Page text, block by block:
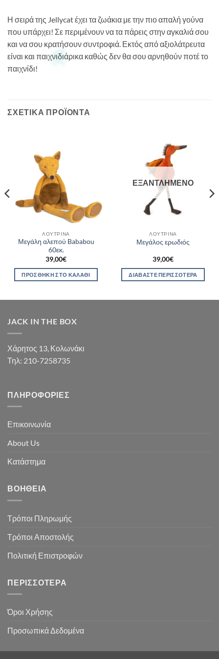
Η σειρά της Jellycat έχει τα ζωάκια με την πιο απαλή γούνα
που υπάρχει! Σε περιμένουν να τα πάρεις στην αγκαλιά σου
και να σου κρατήσουν συντροφιά. Εκτός από αξιολάτρευτα
είναι και παιχνιδιάρικα καθώς δεν θα σου αρνηθούν ποτέ το
παιχνίδι!
ΣΧΕΤΙΚΆ ΠΡΟΪΌΝΤΑ
ΛΟΎΤΡΙΝΑ
Μεγάλη αλεπού Bababou
60εκ.
39,00€
ΠΡΟΣΘΉΚΗ ΣΤΟ ΚΑΛΆΘΙ
ΕΞΑΝΤΛΗΜΈΝΟ
ΛΟΎΤΡΙΝΑ
Μεγάλος ερωδιός
39,00€
ΔΙΑΒΆΣΤΕ ΠΕΡΙΣΣΌΤΕΡΑ
JACK IN THE BOX
Χάρητος 13, Κολωνάκι
Τηλ: 210-7258735
ΠΛΗΡΟΦΟΡΊΕΣ
Επικοινωνία
About Us
Κατάστημα
ΒΟΉΘΕΙΑ
Τρόποι Πληρωμής
Τρόποι Αποστολής
Πολιτική Επιστροφών
ΠΕΡΙΣΣΌΤΕΡΑ
Όροι Χρήσης
Προσωπικά Δεδομένα